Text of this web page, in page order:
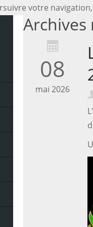
Archives
08
mai 2026
votre